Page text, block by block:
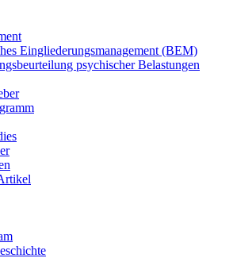
Eingliederungsmanagement (BEM)
psychischer Belastungen